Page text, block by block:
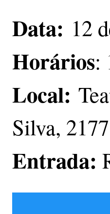
Data: 12
Horários:
Local:
Silva,
Entrada: